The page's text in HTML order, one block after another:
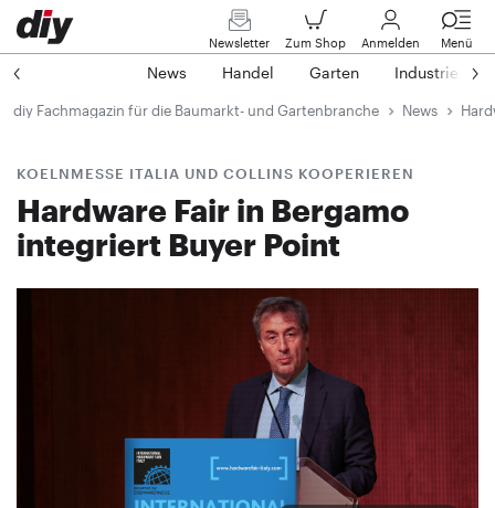
Newsletter Zum Shop Anmelden Menü
News Handel Garten Industrie
diy Fachmagazin für die Baumarkt- und Gartenbranche News
KOELNMESSE ITALIA UND COLLINS KOOPERIEREN
Hardware Fair in Bergamo
integriert Buyer Point